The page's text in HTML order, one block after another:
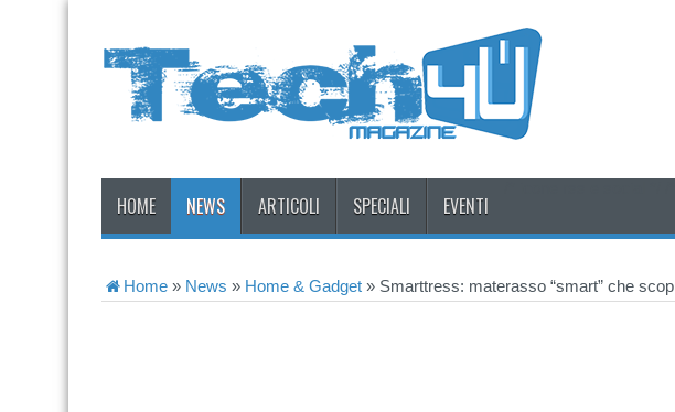
HOME NEWS ARTICOLI SPECIALI EVENTI
Home » News » Home & Gadget » Smarttress: materasso “smart” che